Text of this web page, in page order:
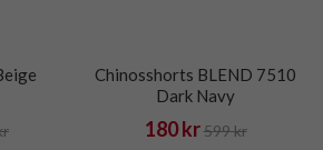
Chinosshorts BLEND 7510
Dark Navy
180 kr 599 kr